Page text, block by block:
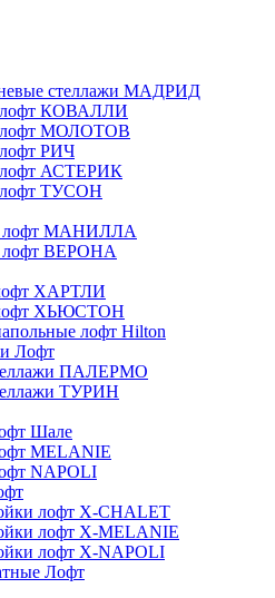
стеллажи МАДРИД
лофт КОВАЛЛИ
лофт МОЛОТОВ
РИЧ
лофт АСТЕРИК
лофт ТУСОН
лофт МАНИЛЛА
лофт ВЕРОНА
ХАРТЛИ
ХЬЮСТОН
лофт Hilton
Лофт
ПАЛЕРМО
ТУРИН
Шале
MELANIE
NAPOLI
лофт X-CHALET
лофт X-MELANIE
лофт X-NAPOLI
Лофт